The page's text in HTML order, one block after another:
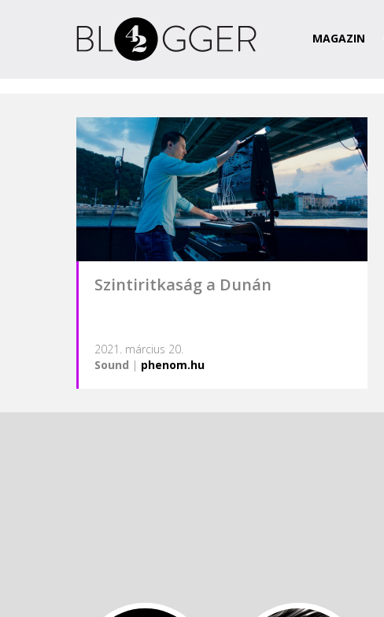
MAGAZIN
Szintiritkaság a Dunán
2021. március 20.
Sound | phenom.hu